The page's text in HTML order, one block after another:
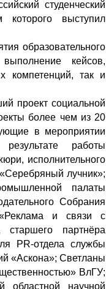
студенческий
которого выступил
образовательного
кейсов,
компетенций, так и
проект социальной
более чем из 20
в мероприятии
работы
исполнительного
лучник»;
палаты
Собрания
и связи с
старшего партнёра
PR-отдела службы
«Аскона»; Светланы
ВлГУ;
научной